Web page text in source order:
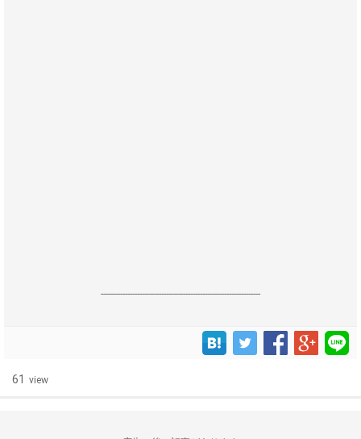
------------------------------------------------------------------
61 view